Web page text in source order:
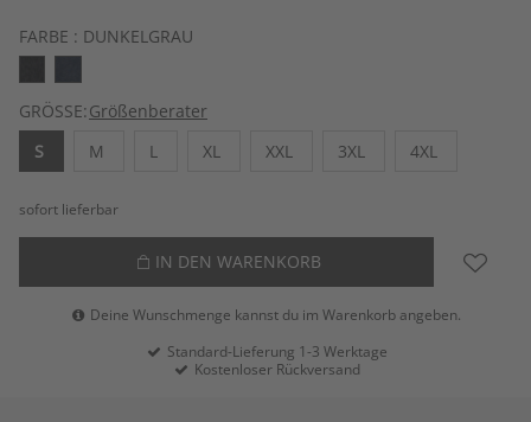
FARBE : DUNKELGRAU
GRÖSSE:Größenberater
S
M L XL XXL 3XL 4XL
sofort lieferbar
IN DEN WARENKORB
Deine Wunschmenge kannst du im Warenkorb angeben.
Standard-Lieferung 1-3 Werktage
Kostenloser Rückversand